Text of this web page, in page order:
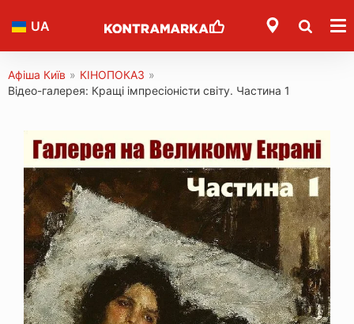
UA
Афіша Київ » КІНОПОКАЗ »
Відео-галерея: Кращі імпресіоністи світу. Частина 1